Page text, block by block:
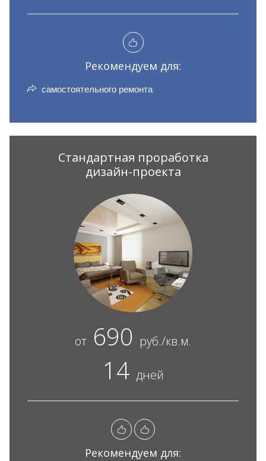
Рекомендуем для:
самостоятельного ремонта
Стандартная проработка
дизайн-проекта
от 690 руб./кв.м.
14 дней
Рекомендуем для: